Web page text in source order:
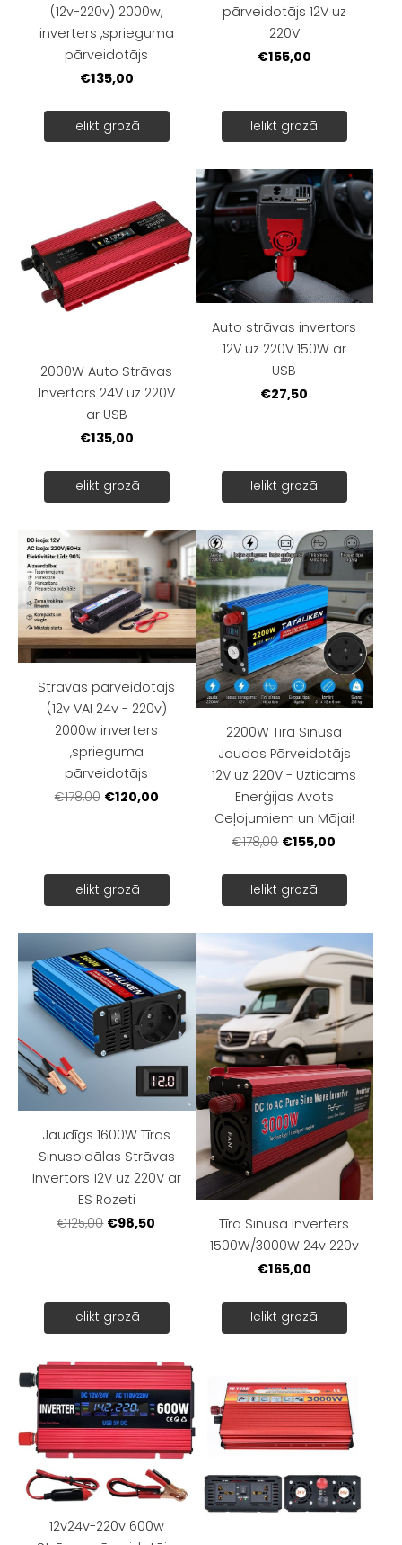
(12v-220v) 2000w,
inverters ,sprieguma
pārveidotājs
€135,00
Ielikt grozā
pārveidotājs 12V uz
220V
€155,00
Ielikt grozā
2000W Auto Strāvas
Invertors 24V uz 220V
ar USB
€135,00
Ielikt grozā
Auto strāvas invertors
12V uz 220V 150W ar
USB
€27,50
Ielikt grozā
Strāvas pārveidotājs
(12v VAI 24v - 220v)
2000w inverters
,sprieguma
pārveidotājs
€178,00 €120,00
Ielikt grozā
2200W Tīrā Sīnusa
Jaudas Pārveidotājs
12V uz 220V - Uzticams
Enerģijas Avots
Ceļojumiem un Mājai!
€178,00 €155,00
Ielikt grozā
Jaudīgs 1600W Tīras
Sinusoidālas Strāvas
Invertors 12V uz 220V ar
ES Rozeti
€125,00 €98,50
Ielikt grozā
Tīra Sinusa Inverters
1500W/3000W 24v 220v
€165,00
Ielikt grozā
12v24v-220v 600w